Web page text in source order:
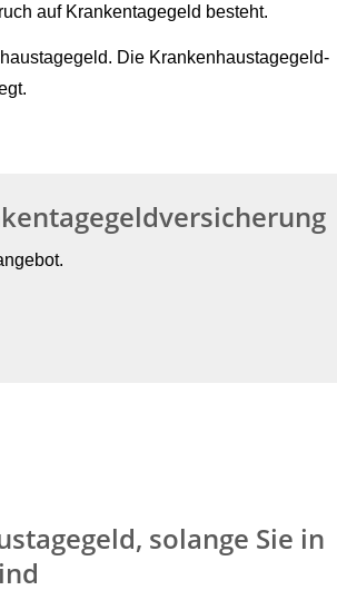
auf Krankentagegeld besteht.
Die Krankenhaustagegeld-
solange Sie in